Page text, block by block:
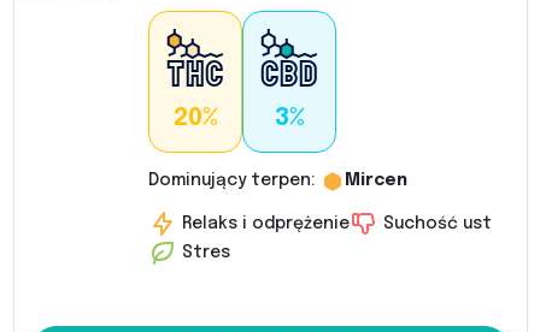
20% 3%
Dominujący terpen: Mircen
Relaks i odprężenie
Suchość ust
Stres